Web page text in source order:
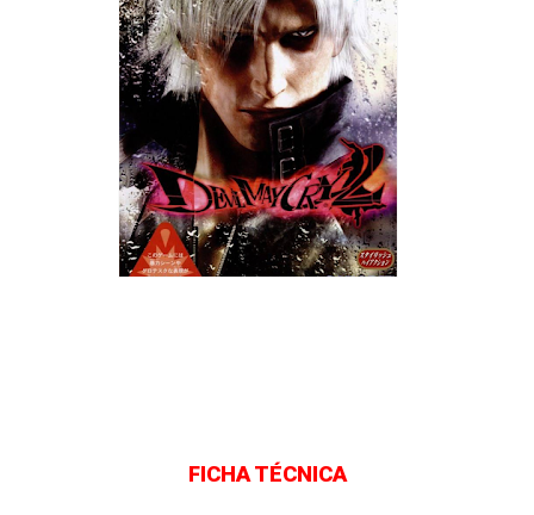
FICHA TÉCNICA